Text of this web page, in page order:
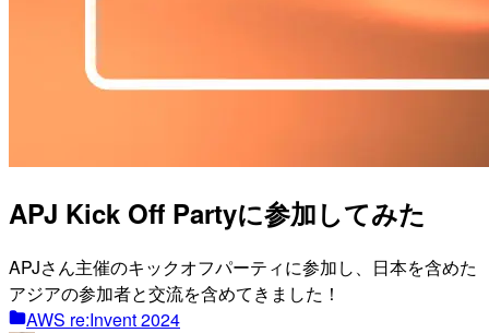
APJ Kick Off Partyに参加してみた
APJさん主催のキックオフパーティに参加し、日本を含めた
アジアの参加者と交流を含めてきました！
AWS re:Invent 2024